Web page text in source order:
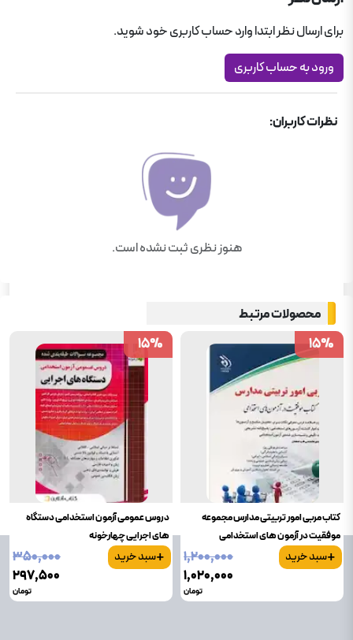
استخدامی اتاق عمل
بهداشت حرفه ای
تامین اجتماعی
صنعتی و تولیدی
پتروشیمی
استخدامی آراه
برای ارسال نظر ابتدا وارد حساب کاربری خود شوید.
ورود به حساب کاربری
نظرات کاربران:
هنوز نظری ثبت نشده است.
محصولات مرتبط
کتاب مربی امور تربیتی مدارس مجموعه
موفقیت در آزمون های استخدامی
+سبد خرید
۱٬۲۰۰٬۰۰۰
۱٬۰۲۰٬۰۰۰
تومان
15%
15%
دروس عمومی آزمون استخدامی دستگاه
های اجرایی چهارخونه
+سبد خرید
۳۵۰٬۰۰۰
۲۹۷٬۵۰۰
تومان
15%
15%